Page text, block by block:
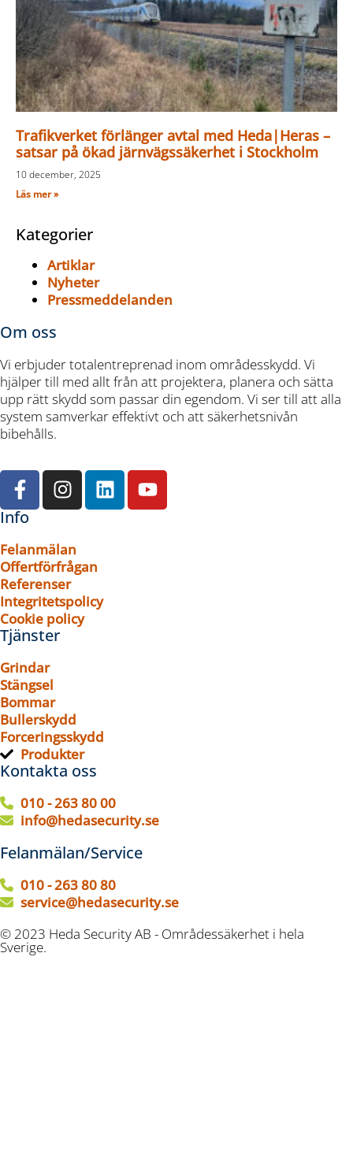
Trafikverket förlänger avtal med Heda|Heras –
satsar på ökad järnvägssäkerhet i Stockholm
10 december, 2025
Läs mer »
Kategorier
Artiklar
Nyheter
Pressmeddelanden
Om oss
Vi erbjuder totalentreprenad inom områdesskydd. Vi
hjälper till med allt från att projektera, planera och sätta
upp rätt skydd som passar din egendom. Vi ser till att alla
system samverkar effektivt och att säkerhetsnivån
bibehålls.
Info
Felanmälan
Offertförfrågan
Referenser
Integritetspolicy
Cookie policy
Tjänster
Grindar
Stängsel
Bommar
Bullerskydd
Forceringsskydd
Produkter
Kontakta oss
010 - 263 80 00
info@hedasecurity.se
Felanmälan/Service
010 - 263 80 80
service@hedasecurity.se
© 2023 Heda Security AB - Områdessäkerhet i hela
Sverige.